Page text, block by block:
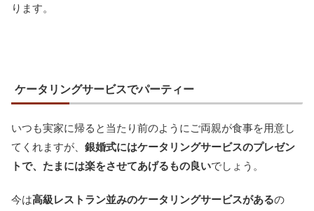
ります。
ケータリングサービスでパーティー
いつも実家に帰ると当たり前のようにご両親が食事を用意し
てくれますが、 銀婚式にはケータリングサービスのプレゼン
トで、たまには楽をさせてあげるもの良いでしょう。
今は高級レストラン並みのケータリングサービスがあるの